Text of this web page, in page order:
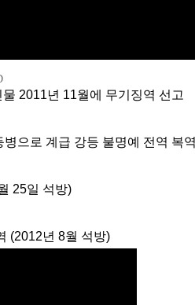
2011년 11월에 무기징역 선고
25일 석방)
(2012년 8월 석방)